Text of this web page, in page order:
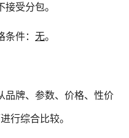
受分包。
件： 无。
品牌、参数、价格、性价
行综合比较。